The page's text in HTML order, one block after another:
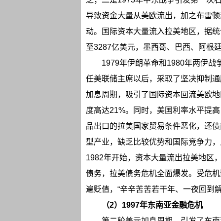
导致资金大量从美欧流出，加之布雷
动。国际资本大量流入拉美地区，据
至3287亿美元，墨西哥、巴西、阿根
1979年伊朗革命和1980年两伊战
任美联储主席以后，采取了坚决抑制
加息周期，吸引了国际资本回流美欧
度高达21%。同时，美国利率水平提
品出口的拉美国家贸易条件恶化，还
型产业，缺乏比较优势和国际竞争力
1982年开始，资本大量流出拉美地区
债务，拉美债务危机全面爆发。受危
遍贬值，“辛辛苦苦若干年、一夜回到
（2）1997年东南亚金融危机